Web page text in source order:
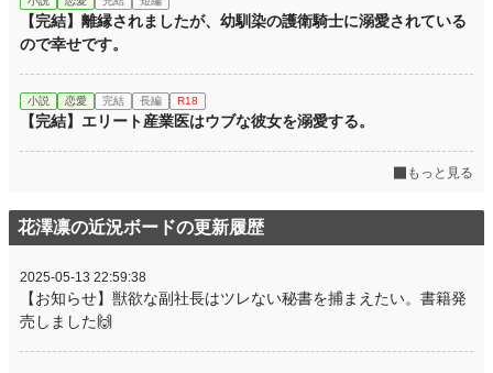
【完結】離縁されましたが、幼馴染の護衛騎士に溺愛されている
ので幸せです。
小説 恋愛 完結 長編 R18
【完結】エリート産業医はウブな彼女を溺愛する。
もっと見る
花澤凛の近況ボードの更新履歴
2025-05-13 22:59:38
【お知らせ】獣欲な副社長はツレない秘書を捕まえたい。書籍発
売しました🙌